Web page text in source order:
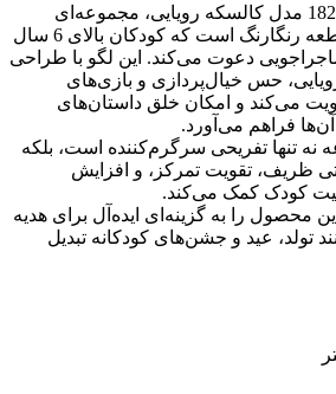
سرزمین رویاها کد 1826 مدل کالسکه رویایی، مجموعه‌ای
خلاقانه و جذاب با 186 قطعه رنگارنگ است که کودکان بالای 6 سال
ماجراجویی دعوت می‌کند. این لگو با طراحی
حس خیال‌پردازی و بازی‌های
می‌کند و امکان خلق داستان‌های
فراهم می‌آورد.
تنها تفریحی سرگرم‌کننده است، بلکه
ظریف، تقویت تمرکز، و افزایش
کودک کمک می‌کند.
محصول را به گزینه‌ای ایده‌آل برای هدیه
تولد، عید و جشن‌های کودکانه تبدیل